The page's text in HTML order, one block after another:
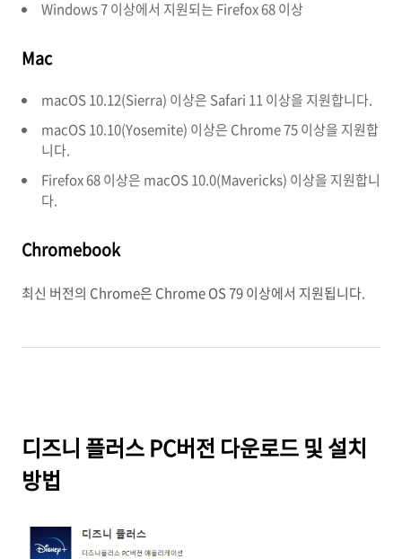
Windows 7 이상에서 지원되는 Firefox 68 이상
Mac
macOS 10.12(Sierra) 이상은 Safari 11 이상을 지원합니다.
macOS 10.10(Yosemite) 이상은 Chrome 75 이상을 지원합
니다.
Firefox 68 이상은 macOS 10.0(Mavericks) 이상을 지원합니
다.
Chromebook
최신 버전의 Chrome은 Chrome OS 79 이상에서 지원됩니다.
디즈니 플러스 PC버전 다운로드 및 설치
방법